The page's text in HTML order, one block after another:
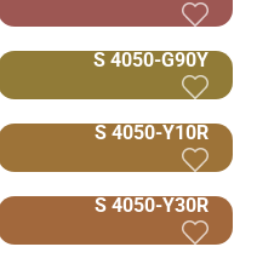
S 4050-G90Y
S 4050-Y10R
S 4050-Y30R